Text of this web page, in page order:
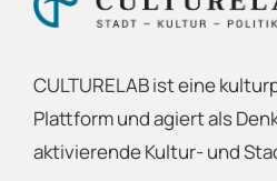
CULTURELAB ist eine
Plattform und agiert als
aktivierende Kultur- und